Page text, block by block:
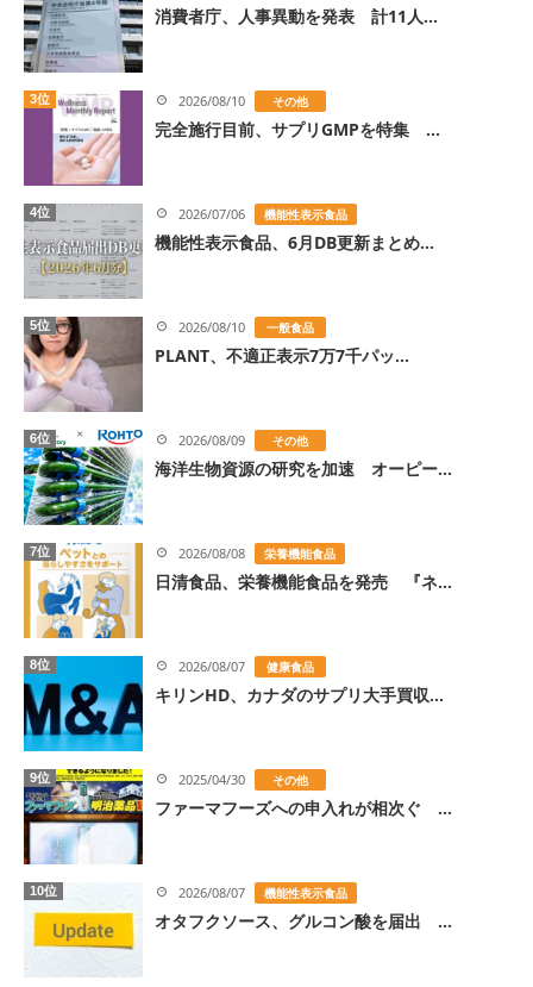
消費者庁、人事異動を発表 計11人...
3位 2026/08/10 その他
完全施行目前、サプリGMPを特集 ...
4位 2026/07/06 機能性表示食品
機能性表示食品、6月DB更新まとめ...
5位 2026/08/10 一般食品
PLANT、不適正表示7万7千パッ...
6位 2026/08/09 その他
海洋生物資源の研究を加速 オーピー...
7位 2026/08/08 栄養機能食品
日清食品、栄養機能食品を発売 『ネ...
8位 2026/08/07 健康食品
キリンHD、カナダのサプリ大手買収...
9位 2025/04/30 その他
ファーマフーズへの申入れが相次ぐ ...
10位 2026/08/07 機能性表示食品
オタフクソース、グルコン酸を届出 ...